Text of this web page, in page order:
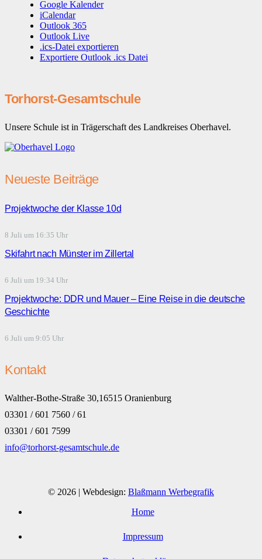
Google Kalender
iCalendar
Outlook 365
Outlook Live
.ics-Datei exportieren
Exportiere Outlook .ics Datei
Torhorst-Gesamtschule
Unsere Schule ist in Trägerschaft des Landkreises Oberhavel.
Neueste Beiträge
Projektwoche der Klasse 10d
8 Juli um 16:35 Uhr
Skifahrt nach Münster im Zillertal
6 Juli um 19:34 Uhr
Projektwoche: DDR und Mauer – Eine Reise in die deutsche
Geschichte
6 Juli um 9:05 Uhr
Kontakt
Walther-Bothe-Straße 30,16515 Oranienburg
03301 / 601 7560 / 61
03301 / 601 7599
info@torhorst-gesamtschule.de
© 2026 | Webdesign: Blaßmann Werbegrafik
Home
Impressum